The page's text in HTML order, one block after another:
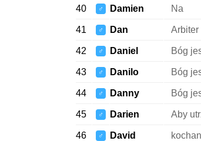
40 ♂ Damien Na
41 ♂ Dan Arbiter
42 ♂ Daniel Bóg
43 ♂ Danilo Bóg
44 ♂ Danny Bóg
45 ♂ Darien Aby
46 ♂ David